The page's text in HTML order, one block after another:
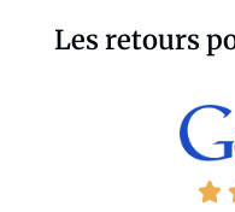
Les retours